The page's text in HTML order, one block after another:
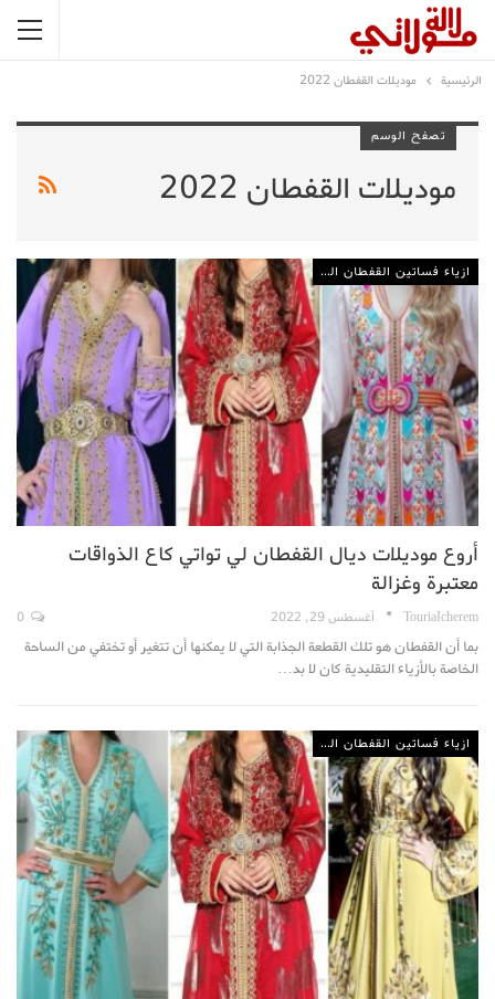
الرئيسية موديلات القفطان 2022
تصفح الوسم
موديلات القفطان 2022
ازياء فساتين القفطان المغربي
أروع موديلات ديال القفطان لي تواتي كاع الذواقات
معتبرة وغزالة
TouriaIcherem أغسطس 29, 2022
بما أن القفطان هو تلك القطعة الجذابة التي لا يمكنها أن تتغير أو تختفي من الساحة
الخاصة بالأزياء التقليدية كان لا بد…
ازياء فساتين القفطان المغربي